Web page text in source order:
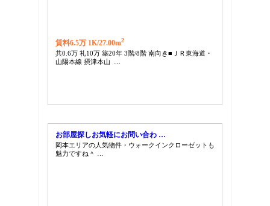
賃料6.5万 1K/27.00m2
共0.6万 礼10万 築20年 3階/8階 南向き■ＪＲ東海道・
山陽本線 摂津本山 …
お部屋探しお気軽にお問い合わ …
岡本エリアの人気物件・ウォークインクローゼットも
魅力ですね＾ …